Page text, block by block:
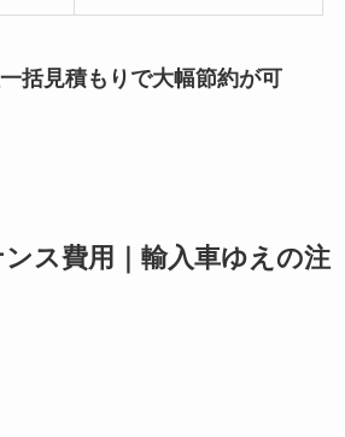
括見積もりで大幅節約が可
ス費用｜輸入車ゆえの注